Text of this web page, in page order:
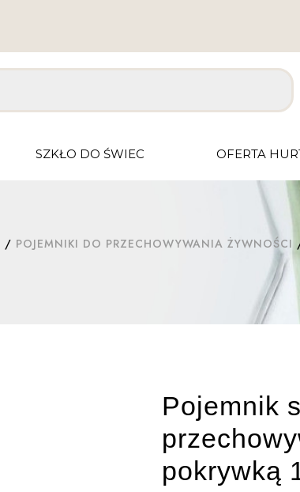
SZKŁO DO ŚWIEC OFERTA
/ POJEMNIKI DO PRZECHOWYWANIA ŻYWNOŚCI
Pojemnik
pokrywką